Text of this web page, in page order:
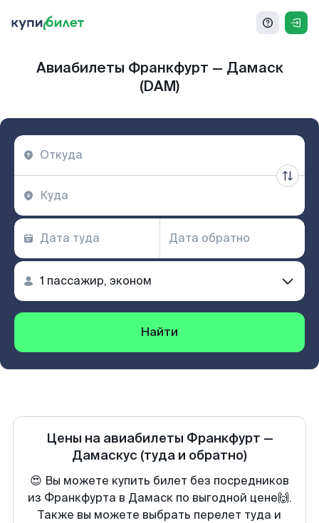
Авиабилеты Франкфурт — Дамаск
(DAM)
Найти
Цены на авиабилеты Франкфурт —
Дамаскус (туда и обратно)
😍 Вы можете купить билет без посредников
из Франкфурта в Дамаск по выгодной цене🙌.
Также вы можете выбрать перелет туда и